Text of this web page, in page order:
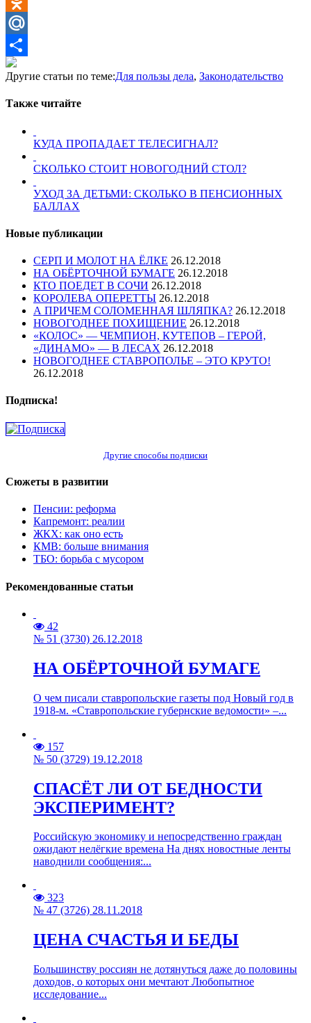
Odnoklassniki
Mail.Ru
Отправить
Другие статьи по теме:Для пользы дела, Законодательство
Также читайте
КУДА ПРОПАДАЕТ ТЕЛЕСИГНАЛ?
СКОЛЬКО СТОИТ НОВОГОДНИЙ СТОЛ?
УХОД ЗА ДЕТЬМИ: СКОЛЬКО В ПЕНСИОННЫХ
БАЛЛАХ
Новые публикации
СЕРП И МОЛОТ НА ЁЛКЕ 26.12.2018
НА ОБЁРТОЧНОЙ БУМАГЕ 26.12.2018
КТО ПОЕДЕТ В СОЧИ 26.12.2018
КОРОЛЕВА ОПЕРЕТТЫ 26.12.2018
А ПРИЧЕМ СОЛОМЕННАЯ ШЛЯПКА? 26.12.2018
НОВОГОДНЕЕ ПОХИЩЕНИЕ 26.12.2018
«КОЛОС» — ЧЕМПИОН, КУТЕПОВ – ГЕРОЙ,
«ДИНАМО» — В ЛЕСАХ 26.12.2018
НОВОГОДНЕЕ СТАВРОПОЛЬЕ – ЭТО КРУТО!
26.12.2018
Подписка!
Другие способы подписки
Сюжеты в развитии
Пенсии: реформа
Капремонт: реалии
ЖКХ: как оно есть
КМВ: больше внимания
ТБО: борьба с мусором
Рекомендованные статьи
42
№ 51 (3730) 26.12.2018
НА ОБЁРТОЧНОЙ БУМАГЕ
О чем писали ставропольские газеты под Новый год в
1918-м. «Ставропольские губернские ведомости» –...
157
№ 50 (3729) 19.12.2018
СПАСЁТ ЛИ ОТ БЕДНОСТИ
ЭКСПЕРИМЕНТ?
Российскую экономику и непосредственно граждан
ожидают нелёгкие времена На днях новостные ленты
наводнили сообщения:...
323
№ 47 (3726) 28.11.2018
ЦЕНА СЧАСТЬЯ И БЕДЫ
Большинству россиян не дотянуться даже до половины
доходов, о которых они мечтают Любопытное
исследование...